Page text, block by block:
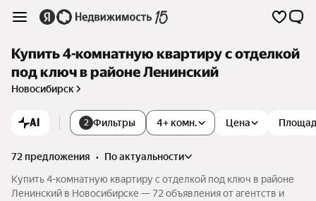
Купить 4-комнатную квартиру с отделкой
под ключ в районе Ленинский
Новосибирск
AI 2 Фильтры 4+ комн. Цена
72 предложения •
по актуальности
Купить 4-комнатную квартиру с отделкой под ключ в районе
Ленинский в Новосибирске — 72 объявления от агентств и